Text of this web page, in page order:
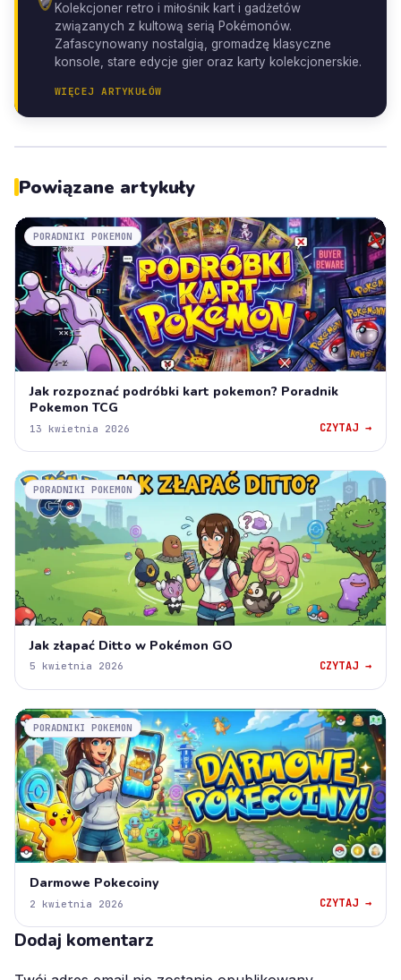
Kolekcjoner retro i miłośnik kart i gadżetów
związanych z kultową serią Pokémonów.
Zafascynowany nostalgią, gromadzę klasyczne
konsole, stare edycje gier oraz karty kolekcjonerskie.
WIĘCEJ ARTYKUŁÓW
Powiązane artykuły
PORADNIKI POKEMON
Jak rozpoznać podróbki kart pokemon? Poradnik
Pokemon TCG
13 kwietnia 2026 CZYTAJ →
PORADNIKI POKEMON
Jak złapać Ditto w Pokémon GO
5 kwietnia 2026 CZYTAJ →
PORADNIKI POKEMON
Darmowe Pokecoiny
2 kwietnia 2026 CZYTAJ →
Dodaj komentarz